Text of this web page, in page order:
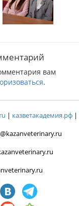
вам
.
| казветакадемия.рф |